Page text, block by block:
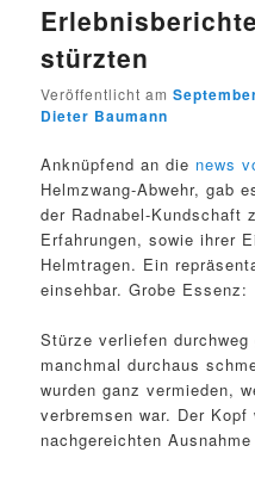
stürzten
Veröffentlicht am
Dieter Baumann
Anknüpfend an die news
Helmzwang-Abwehr, gab
der Radnabel-Kundschaft
Erfahrungen, sowie ihrer
Helmtragen. Ein
einsehbar. Grobe Essenz:
Stürze verliefen
manchmal durchaus
wurden ganz vermieden,
verbremsen war. Der
nachgereichten